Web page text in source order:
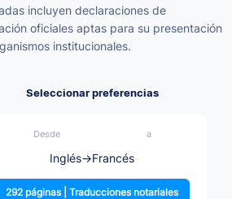
incluyen declaraciones de
oficiales aptas para su presentación
institucionales.
Seleccionar preferencias
Desde a
Inglés→Francés
292 páginas | Traducciones notariales